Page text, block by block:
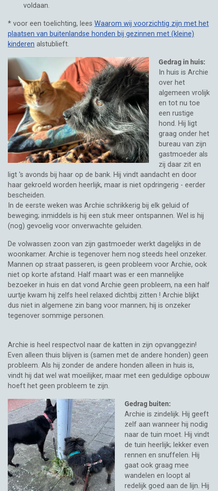
voldaan.
* voor een toelichting, lees Waarom wij voorzichtig zijn met het
plaatsen van buitenlandse honden bij gezinnen met (kleine)
kinderen alstublieft.
Gedrag in huis:
In huis is Archie
over het
algemeen vrolijk
en tot nu toe
een rustige
hond. Hij ligt
graag onder het
bureau van zijn
gastmoeder als
zij daar zit en
ligt 's avonds bij haar op de bank. Hij vindt aandacht en door
haar gekroeld worden heerlijk, maar is niet opdringerig - eerder
bescheiden.
In de eerste weken was Archie schrikkerig bij elk geluid of
beweging; inmiddels is hij een stuk meer ontspannen. Wel is hij
(nog) gevoelig voor onverwachte geluiden.
De volwassen zoon van zijn gastmoeder werkt dagelijks in de
woonkamer. Archie is tegenover hem nog steeds heel onzeker.
Mannen op straat passeren, is geen probleem voor Archie, ook
niet op korte afstand. Half maart was er een mannelijke
bezoeker in huis en dat vond Archie geen probleem, na een half
uurtje kwam hij zelfs heel relaxed dichtbij zitten ! Archie blijkt
dus niet in algemene zin bang voor mannen; hij is onzeker
tegenover sommige personen.
Archie is heel respectvol naar de katten in zijn opvanggezin!
Even alleen thuis blijven is (samen met de andere honden) geen
probleem. Als hij zonder de andere honden alleen in huis is,
vindt hij dat wel wat moeilijker, maar met een geduldige opbouw
hoeft het geen probleem te zijn.
Gedrag buiten:
Archie is zindelijk. Hij geeft
zelf aan wanneer hij nodig
naar de tuin moet. Hij vindt
de tuin heerlijk; lekker even
rennen en snuffelen. Hij
gaat ook graag mee
wandelen en loopt al
redelijk goed aan de lijn. Hij